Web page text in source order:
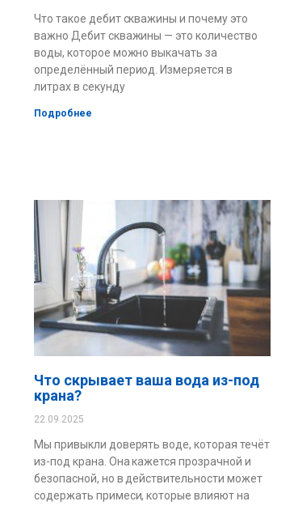
Что такое дебит скважины и почему это
важно Дебит скважины — это количество
воды, которое можно выкачать за
определённый период. Измеряется в
литрах в секунду
Подробнее
Что скрывает ваша вода из-под
крана?
22.09.2025
Мы привыкли доверять воде, которая течёт
из-под крана. Она кажется прозрачной и
безопасной, но в действительности может
содержать примеси, которые влияют на